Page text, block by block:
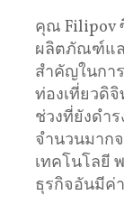
คุณ Filipov
ผลิตภัณฑ์แล
สำคัญในกา
ท่องเที่ยวดิ
ช่วงที่ยังดำ
จำนวนมาก
เทคโนโลยี
ธุรกิจอันมีค่า